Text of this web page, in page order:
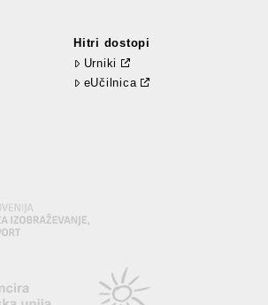
Hitri dostopi
Urniki
eUčilnica